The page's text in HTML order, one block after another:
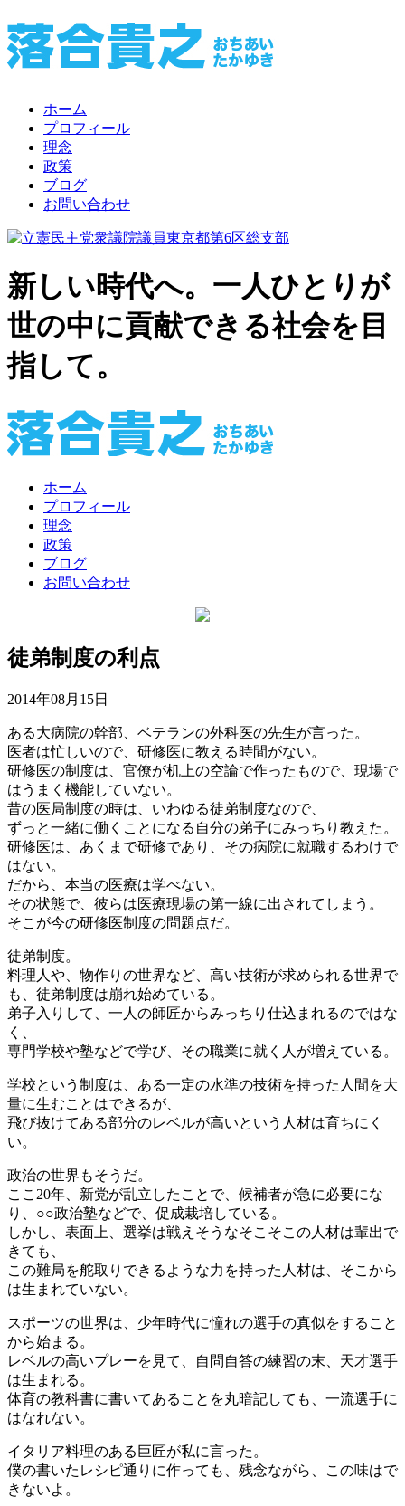
ホーム
プロフィール
理念
政策
ブログ
お問い合わせ
新しい時代へ。一人ひとりが
世の中に貢献できる社会を目
指して。
ホーム
プロフィール
理念
政策
ブログ
お問い合わせ
徒弟制度の利点
2014年08月15日
ある大病院の幹部、ベテランの外科医の先生が言った。
医者は忙しいので、研修医に教える時間がない。
研修医の制度は、官僚が机上の空論で作ったもので、現場で
はうまく機能していない。
昔の医局制度の時は、いわゆる徒弟制度なので、
ずっと一緒に働くことになる自分の弟子にみっちり教えた。
研修医は、あくまで研修であり、その病院に就職するわけで
はない。
だから、本当の医療は学べない。
その状態で、彼らは医療現場の第一線に出されてしまう。
そこが今の研修医制度の問題点だ。
徒弟制度。
料理人や、物作りの世界など、高い技術が求められる世界で
も、徒弟制度は崩れ始めている。
弟子入りして、一人の師匠からみっちり仕込まれるのではな
く、
専門学校や塾などで学び、その職業に就く人が増えている。
学校という制度は、ある一定の水準の技術を持った人間を大
量に生むことはできるが、
飛び抜けてある部分のレベルが高いという人材は育ちにく
い。
政治の世界もそうだ。
ここ20年、新党が乱立したことで、候補者が急に必要にな
り、○○政治塾などで、促成栽培している。
しかし、表面上、選挙は戦えそうなそこそこの人材は輩出で
きても、
この難局を舵取りできるような力を持った人材は、そこから
は生まれていない。
スポーツの世界は、少年時代に憧れの選手の真似をすること
から始まる。
レベルの高いプレーを見て、自問自答の練習の末、天才選手
は生まれる。
体育の教科書に書いてあることを丸暗記しても、一流選手に
はなれない。
イタリア料理のある巨匠が私に言った。
僕の書いたレシピ通りに作っても、残念ながら、この味はで
きないよ。